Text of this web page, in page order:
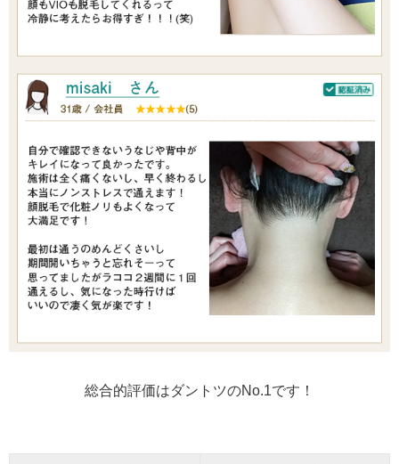
総合的評価はダントツのNo.1です！